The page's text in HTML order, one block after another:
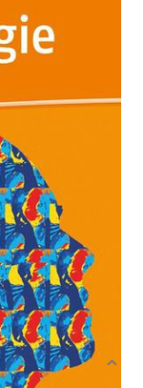
978-3-8252-